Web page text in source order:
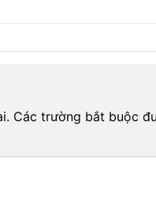
Các trường bắt buộc